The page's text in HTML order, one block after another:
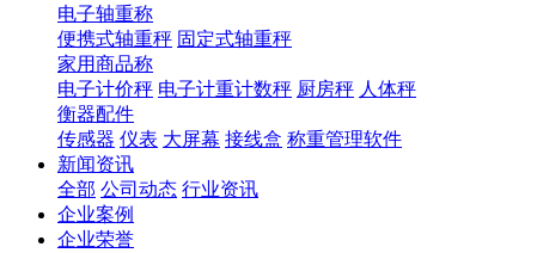
电子轴重称
便携式轴重秤 固定式轴重秤
家用商品称
电子计价秤 电子计重计数秤 厨房秤 人体秤
衡器配件
传感器 仪表 大屏幕 接线盒 称重管理软件
新闻资讯
全部 公司动态 行业资讯
企业案例
企业荣誉